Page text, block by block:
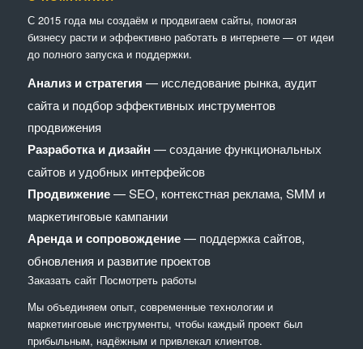
С 2015 года мы создаём и продвигаем сайты, помогая
бизнесу расти и эффективно работать в интернете — от идеи
до полного запуска и поддержки.
Анализ и стратегия — исследование рынка, аудит
сайта и подбор эффективных инструментов
продвижения
Разработка и дизайн — создание функциональных
сайтов и удобных интерфейсов
Продвижение— SEO, контекстная реклама, SMM и
маркетинговые кампании
Аренда и сопровождение— поддержка сайтов,
обновления и развитие проектов
Заказать сайт Посмотреть работы
Мы объединяем опыт, современные технологии и
маркетинговые инструменты, чтобы каждый проект был
прибыльным, надёжным и привлекал клиентов.